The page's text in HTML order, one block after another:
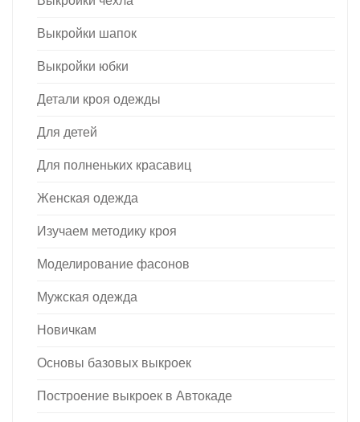
Выкройки шапок
Выкройки юбки
Детали кроя одежды
Для детей
Для полненьких красавиц
Женская одежда
Изучаем методику кроя
Моделирование фасонов
Мужская одежда
Новичкам
Основы базовых выкроек
Построение выкроек в Автокаде